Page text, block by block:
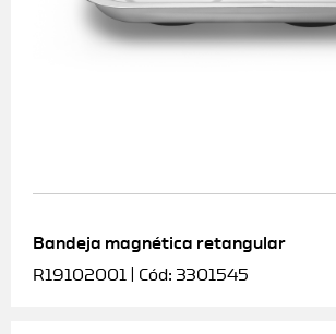
Bandeja magnética retangular
R19102001 | Cód: 3301545